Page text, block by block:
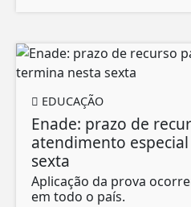
EDUCAÇÃO
Enade: prazo de
atendimento
sexta
Aplicação da prova
em todo o país.